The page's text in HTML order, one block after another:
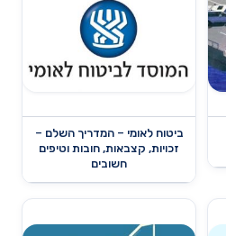
ביטוח לאומי – המדריך השלם –
זכויות, קצבאות, חובות וטיפים
חשובים